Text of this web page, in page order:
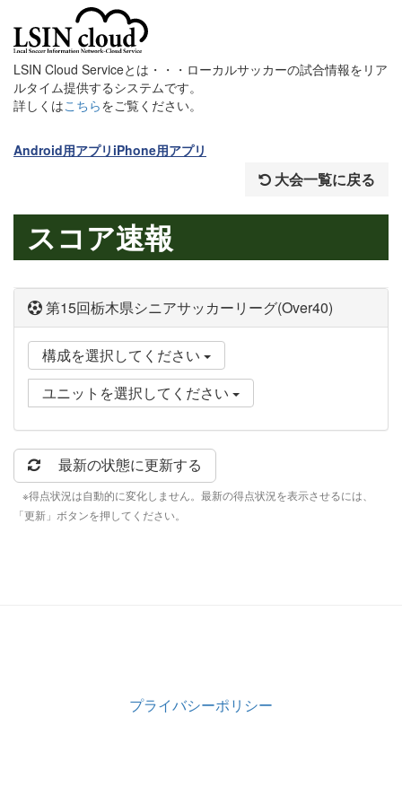
LSIN Cloud Serviceとは・・・ローカルサッカーの試合情報をリア
ルタイム提供するシステムです。
詳しくはこちらをご覧ください。
Android用アプリ iPhone用アプリ
大会一覧に戻る
スコア速報
第15回栃木県シニアサッカーリーグ(Over40)
構成を選択してください
ユニットを選択してください
最新の状態に更新する
※得点状況は自動的に変化しません。最新の得点状況を表示させるには、
「更新」ボタンを押してください。
プライバシーポリシー